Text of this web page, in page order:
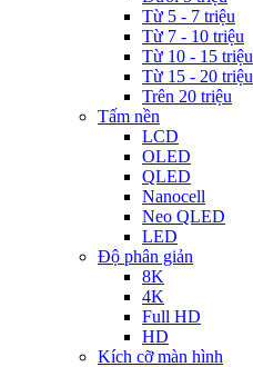
Từ 5 - 7 triệu
Từ 7 - 10 triệu
Từ 10 - 15 triệu
Từ 15 - 20 triệu
Trên 20 triệu
Tấm nền
LCD
OLED
QLED
Nanocell
Neo QLED
LED
Độ phân giản
8K
4K
Full HD
HD
Kích cỡ màn hình